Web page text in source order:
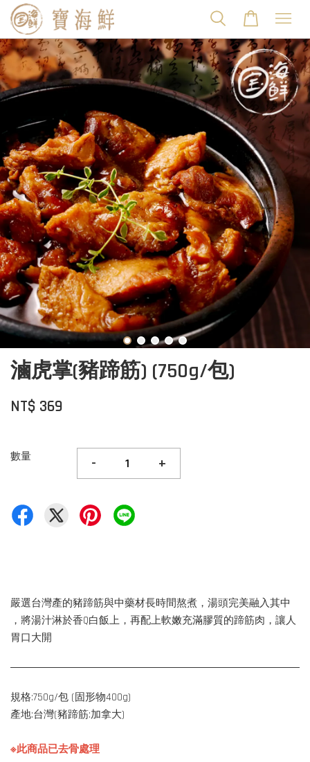
滷虎掌(豬蹄筋) (750g/包)
NT$ 369
數量 - +
嚴選台灣產的豬蹄筋與中藥材長時間熬煮，湯頭完美融入其中
，將湯汁淋於香Q白飯上，再配上軟嫩充滿膠質的蹄筋肉，讓人
胃口大開
規格:750g/包 (固形物400g)
產地:台灣(豬蹄筋:加拿大)
※此商品已去骨處理